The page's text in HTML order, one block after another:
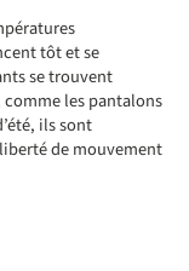
tôt et se
se trouvent
les pantalons
ils sont
de mouvement